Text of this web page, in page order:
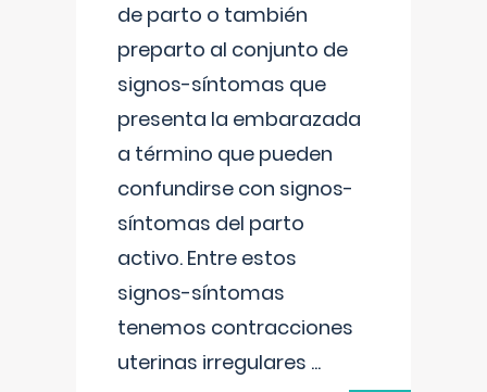
de parto o también
preparto al conjunto de
signos-síntomas que
presenta la embarazada
a término que pueden
confundirse con signos-
síntomas del parto
activo. Entre estos
signos-síntomas
tenemos contracciones
uterinas irregulares ...